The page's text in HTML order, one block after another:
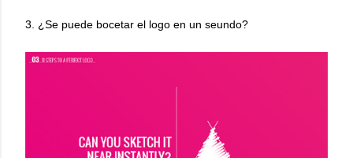
3. ¿Se puede bocetar el logo en un seundo?